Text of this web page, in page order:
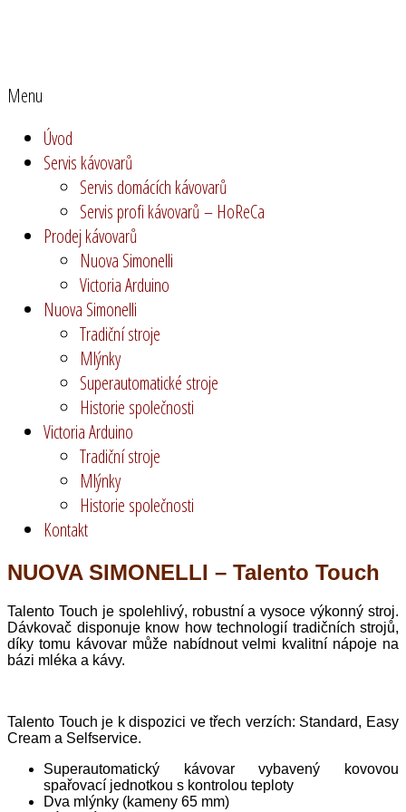
Menu
Úvod
Servis kávovarů
Servis domácích kávovarů
Servis profi kávovarů – HoReCa
Prodej kávovarů
Nuova Simonelli
Victoria Arduino
Nuova Simonelli
Tradiční stroje
Mlýnky
Superautomatické stroje
Historie společnosti
Victoria Arduino
Tradiční stroje
Mlýnky
Historie společnosti
Kontakt
NUOVA SIMONELLI – Talento Touch
Talento Touch je spolehlivý, robustní a vysoce výkonný stroj.
Dávkovač disponuje know how technologií tradičních strojů,
díky tomu kávovar může nabídnout velmi kvalitní nápoje na
bázi mléka a kávy.
Talento Touch je k dispozici ve třech verzích: Standard, Easy
Cream a Selfservice.
Superautomatický kávovar vybavený kovovou
spařovací jednotkou s kontrolou teploty
Dva mlýnky (kameny 65 mm)